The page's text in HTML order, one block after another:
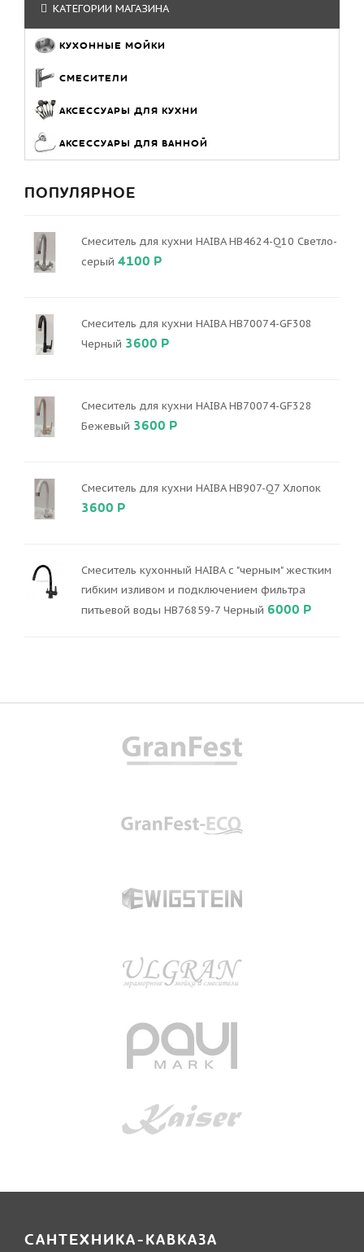
КАТЕГОРИИ МАГАЗИНА
КУХОННЫЕ МОЙКИ
СМЕСИТЕЛИ
АКСЕССУАРЫ ДЛЯ КУХНИ
АКСЕССУАРЫ ДЛЯ ВАННОЙ
ПОПУЛЯРНОЕ
Смеситель для кухни HAIBA HB4624-Q10 Светло-
серый 4100 Р
Смеситель для кухни HAIBA HB70074-GF308
Черный 3600 Р
Смеситель для кухни HAIBA HB70074-GF328
Бежевый 3600 Р
Смеситель для кухни HAIBA HB907-Q7 Хлопок
3600 Р
Смеситель кухонный HAIBA с "черным" жестким
гибким изливом и подключением фильтра
питьевой воды HB76859-7 Черный 6000 Р
САНТЕХНИКА-КАВКАЗА